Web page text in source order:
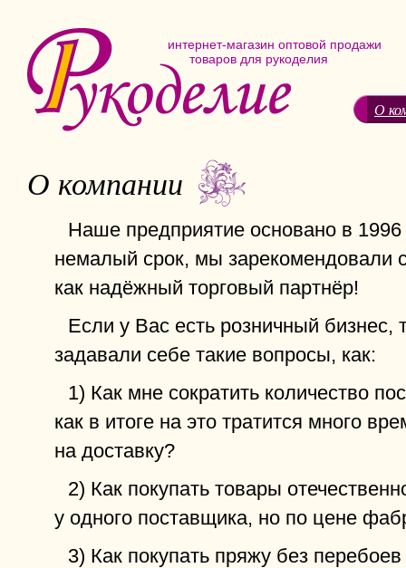
интернет-магазин оптовой продажи
товаров для рукоделия
О
О компании
Наше предприятие основано в 1996
немалый срок, мы зарекомендовали
как надёжный торговый партнёр!
Если у Вас есть розничный бизнес,
задавали себе такие вопросы, как:
1) Как мне сократить количество
как в итоге на это тратится много
на доставку?
2) Как покупать товары
у одного поставщика, но по цене
3) Как покупать пряжу без